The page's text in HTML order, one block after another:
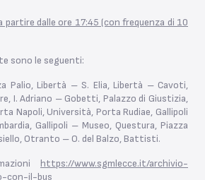
dalle ore 17:45 (con frequenza di 10
sono le seguenti:
Palio, Libertà – S. Elia, Libertà – Cavoti,
I. Adriano – Gobetti, Palazzo di Giustizia,
Napoli, Università, Porta Rudiae, Gallipoli
Gallipoli – Museo, Questura, Piazza
Otranto – O. del Balzo, Battisti.
https://www.sgmlecce.it/archivio-
con-il-bus